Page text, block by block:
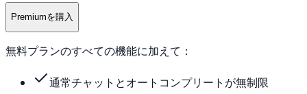
Premiumを購入
無料プランのすべての機能に加えて：
通常チャットとオートコンプリートが無制限